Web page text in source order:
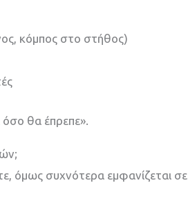
κόμπος στο στήθος)
όσο θα έπρεπε».
όμως συχνότερα εμφανίζεται σε